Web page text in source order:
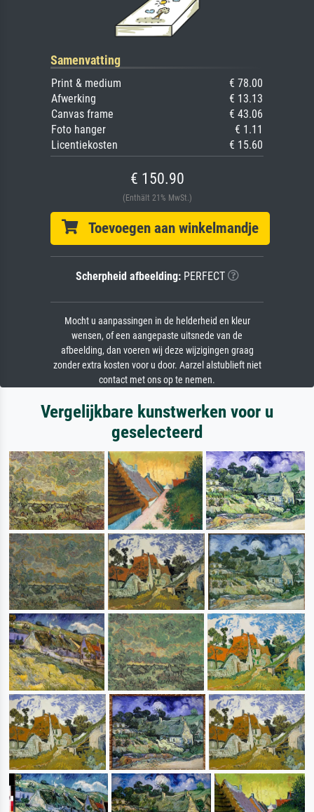
Samenvatting
Print & medium
€ 78.00
Afwerking
€ 13.13
Canvas frame
€ 43.06
Foto hanger
€ 1.11
Licentiekosten
€ 15.60
€ 150.90
(Enthält 21% MwSt.)
Toevoegen aan winkelmandje
Scherpheid afbeelding:PERFECT
Mocht u aanpassingen in de helderheid en kleur
wensen, of een aangepaste uitsnede van de
afbeelding, dan voeren wij deze wijzigingen graag
zonder extra kosten voor u door. Aarzel alstublieft niet
contact met ons op te nemen.
Vergelijkbare kunstwerken voor u
geselecteerd